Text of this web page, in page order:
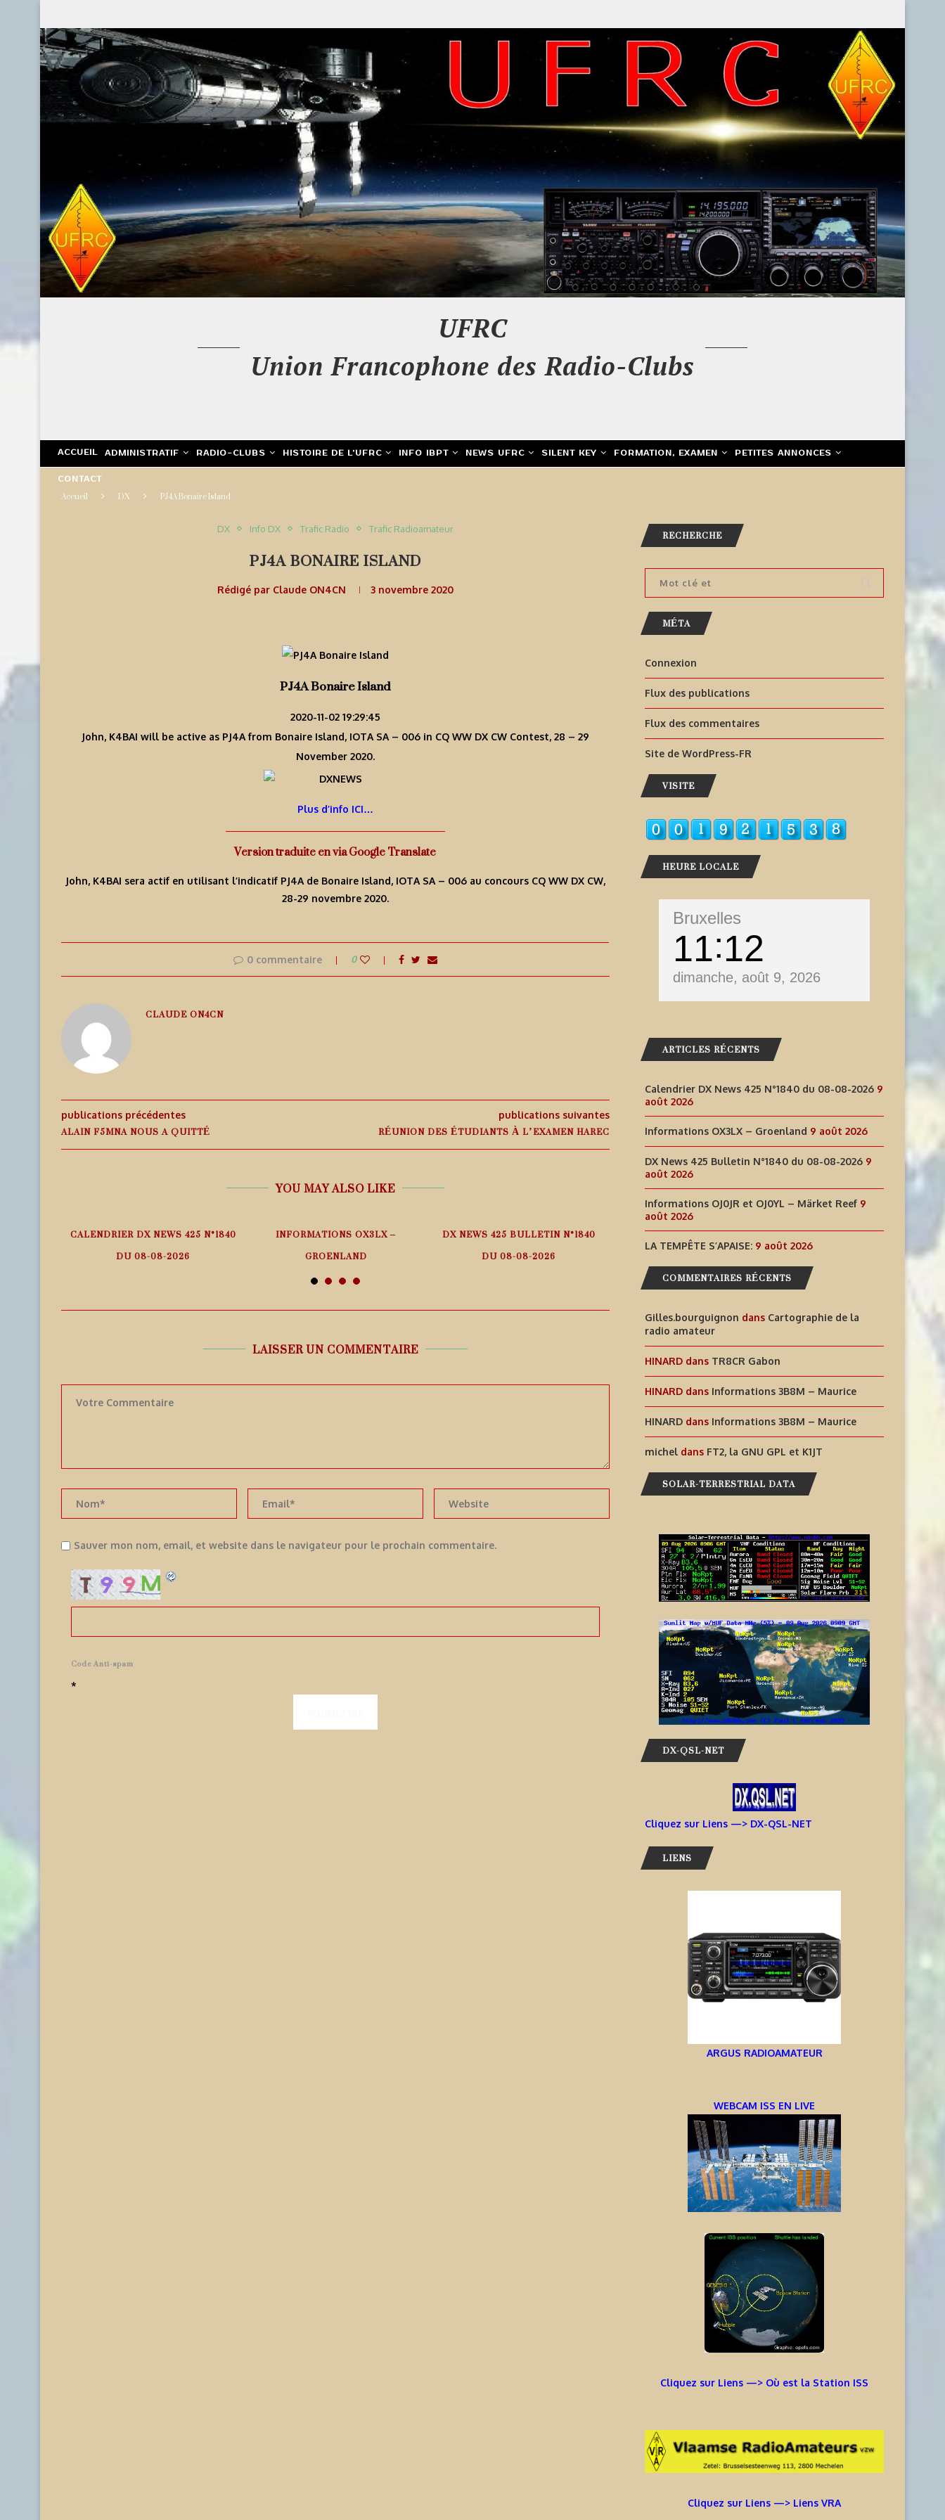
UFRC
Union Francophone des Radio-Clubs
ACCUEIL ADMINISTRATIF RADIO-CLUBS HISTOIRE DE L’UFRC INFO IBPT NEWS UFRC SILENT KEY FORMATION, EXAMEN PETITES ANNONCES
CONTACT
Accueil DX PJ4A Bonaire Island
DX Info DX Trafic Radio Trafic Radioamateur
PJ4A BONAIRE ISLAND
Rédigé par Claude ON4CN 3 novembre 2020
PJ4A Bonaire Island
2020-11-02 19:29:45
John, K4BAI will be active as PJ4A from Bonaire Island, IOTA SA – 006 in CQ WW DX CW Contest, 28 – 29
November 2020.
Plus d’info ICI…
Version traduite en via Google Translate
John, K4BAI sera actif en utilisant l’indicatif PJ4A de Bonaire Island, IOTA SA – 006 au concours CQ WW DX CW,
28-29 novembre 2020.
0 commentaire 0
CLAUDE ON4CN
publications précédentes
ALAIN F5MNA NOUS A QUITTÉ
publications suivantes
RÉUNION DES ÉTUDIANTS À L’EXAMEN HAREC
YOU MAY ALSO LIKE
CALENDRIER DX NEWS 425 N°1840
DU 08-08-2026
INFORMATIONS OX3LX –
GROENLAND
9 août 2026
DX NEWS 425 BULLETIN N°1840
DU 08-08-2026
INFORMATIONS OJ0JR ET OJ0YL –
MÄRKET REEF
9 août 2026
LA TEMPÊTE S’APAISE:
9 août 2026
LAISSER UN COMMENTAIRE
Sauver mon nom, email, et website dans le navigateur pour le prochain commentaire.
Code Anti-spam
*
RECHERCHE
MÉTA
Connexion
Flux des publications
Flux des commentaires
Site de WordPress-FR
VISITE
HEURE LOCALE
Bruxelles
11 12
dimanche, août 9, 2026
ARTICLES RÉCENTS
Calendrier DX News 425 N°1840 du 08-08-2026 9
août 2026
Informations OX3LX – Groenland 9 août 2026
DX News 425 Bulletin N°1840 du 08-08-2026 9
août 2026
Informations OJ0JR et OJ0YL – Märket Reef 9
août 2026
LA TEMPÊTE S’APAISE: 9 août 2026
COMMENTAIRES RÉCENTS
Gilles.bourguignon dans Cartographie de la
radio amateur
HINARD dans TR8CR Gabon
HINARD dans Informations 3B8M – Maurice
HINARD dans Informations 3B8M – Maurice
michel dans FT2, la GNU GPL et K1JT
SOLAR-TERRESTRIAL DATA
DX-QSL-NET
Cliquez sur Liens —> DX-QSL-NET
LIENS
ARGUS RADIOAMATEUR
WEBCAM ISS EN LIVE
Cliquez sur Liens —> Où est la Station ISS
Cliquez sur Liens —> Liens VRA